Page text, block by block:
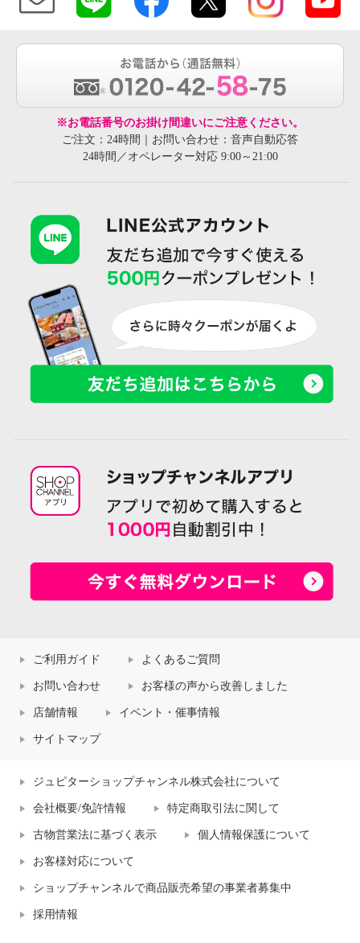
※お電話番号のお掛け間違いにご注意ください。
ご注文：24時間｜お問い合わせ：音声自動応答
24時間／オペレーター対応 9:00～21:00
ご利用ガイド よくあるご質問
お問い合わせ お客様の声から改善しました
店舗情報 イベント・催事情報
サイトマップ
ジュピターショップチャンネル株式会社について
会社概要/免許情報 特定商取引法に関して
古物営業法に基づく表示 個人情報保護について
お客様対応について
ショップチャンネルで商品販売希望の事業者募集中
採用情報